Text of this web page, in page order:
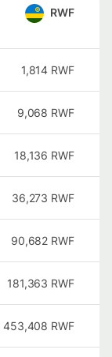
RWF
1,814 RWF
9,068 RWF
18,136 RWF
36,273 RWF
90,682 RWF
181,363 RWF
453,408 RWF